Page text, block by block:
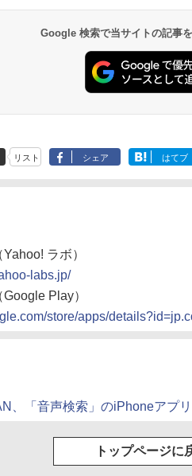
Google 検索で当サイトの記事
リスト シェア はてブ
ラボ）
labs.jp/
Play）
store/apps/
、「音声検索」のiPhoneアプ
トップページに